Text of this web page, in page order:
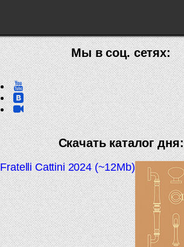
Мы в соц. сетях:
Скачать каталог дня:
Fratelli Cattini 2024 (~12Mb)